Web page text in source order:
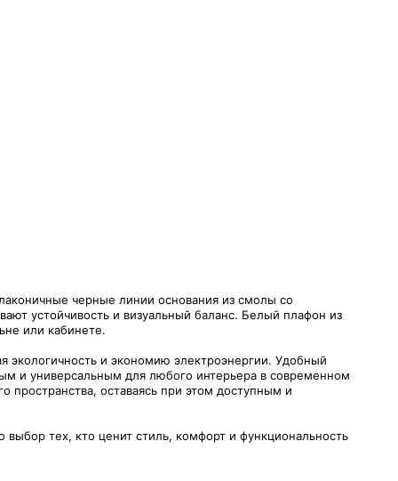
черные линии основания из смолы со
устойчивость и визуальный баланс. Белый плафон из
или кабинете.
и экономию электроэнергии. Удобный
и универсальным для любого интерьера в современном
пространства, оставаясь при этом доступным и
тех, кто ценит стиль, комфорт и функциональность